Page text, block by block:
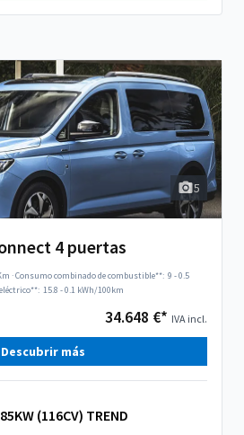
5
4 puertas
·Consumo combinado de combustible**: 9 - 0.5
15.8 - 0.1 kWh/100km
34.648 €* IVA incl.
Descubrir más
(116CV) TREND